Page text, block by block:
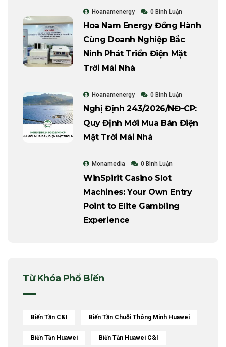
Hoanamenergy 0 Bình Luận
Hoa Nam Energy Đồng Hành
Cùng Doanh Nghiệp Bắc
Ninh Phát Triển Điện Mặt
Trời Mái Nhà
Hoanamenergy 0 Bình Luận
Nghị Định 243/2026/NĐ-CP:
Quy Định Mới Mua Bán Điện
Mặt Trời Mái Nhà
Monamedia 0 Bình Luận
WinSpirit Casino Slot
Machines: Your Own Entry
Point to Elite Gambling
Experience
Từ Khóa Phổ Biến
Biến Tần C&i Biến Tần Chuỗi Thông Minh Huawei
Biến Tần Huawei Biến Tần Huawei C&I